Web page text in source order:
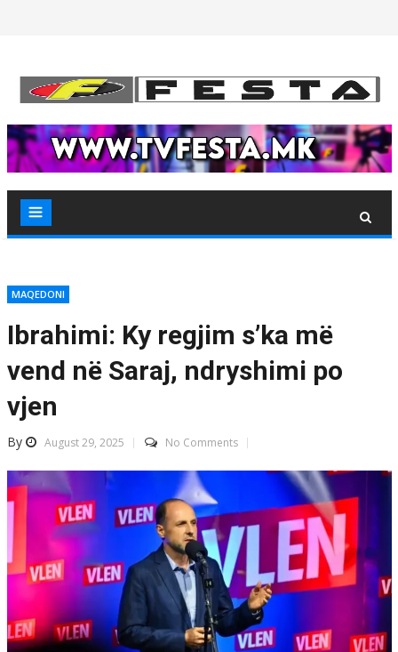
MAQEDONI
Ibrahimi: Ky regjim s’ka më
vend në Saraj, ndryshimi po
vjen
By August 29, 2025 No Comments